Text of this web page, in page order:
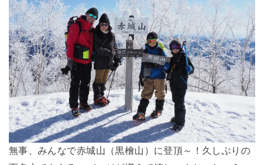
無事、みんなで赤城山（黒檜山）に登頂～！久しぶりの